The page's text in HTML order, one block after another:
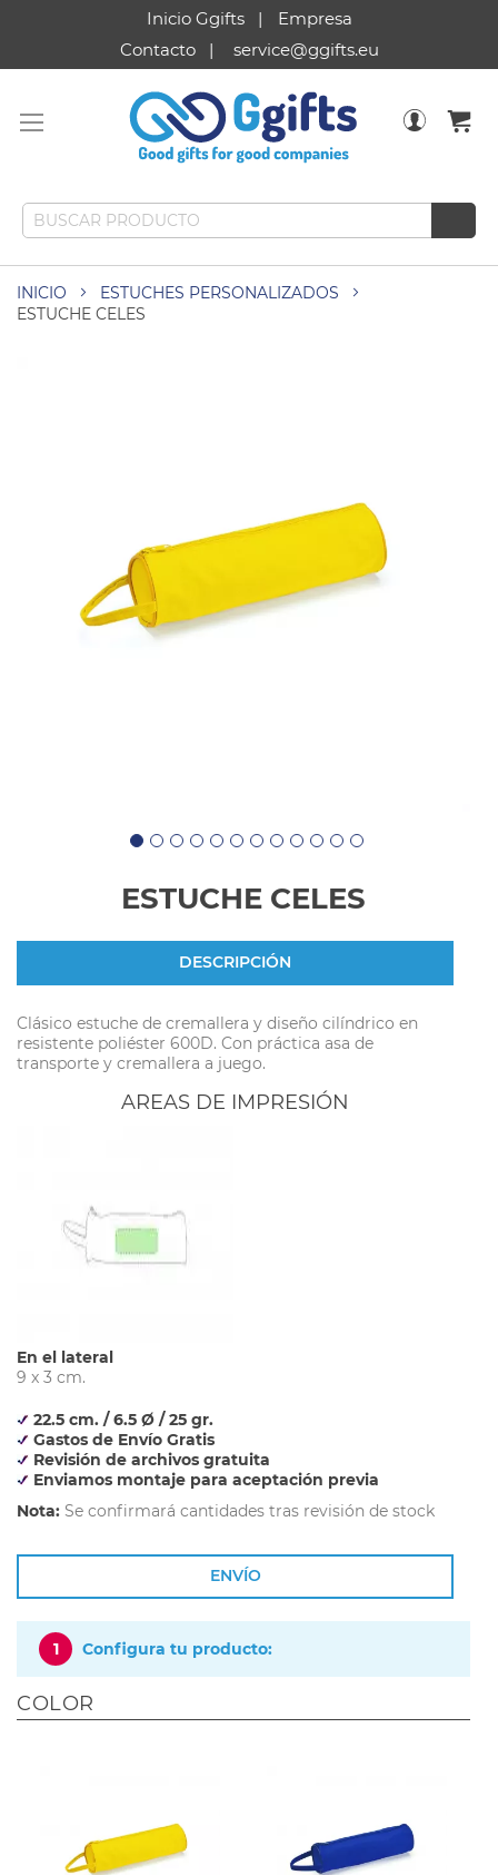
Inicio Ggifts
Empresa
Contacto
service@ggifts.eu
INICIO
ESTUCHES PERSONALIZADOS
ESTUCHE CELES
ESTUCHE CELES
DESCRIPCIÓN
Clásico estuche de cremallera y diseño cilíndrico en
resistente poliéster 600D. Con práctica asa de
transporte y cremallera a juego.
AREAS DE IMPRESIÓN
En el lateral
9 x 3 cm.
22.5 cm. / 6.5 Ø / 25 gr.
Gastos de Envío Gratis
Revisión de archivos gratuita
Enviamos montaje para aceptación previa
Nota: Se confirmará cantidades tras revisión de stock
ENVÍO
1 Configura tu producto:
COLOR